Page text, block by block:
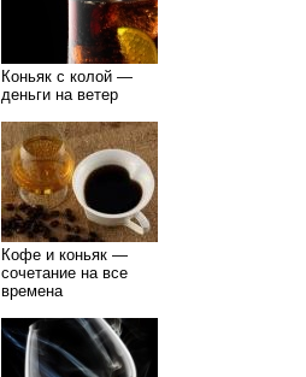
Коньяк с колой —
деньги на ветер
Кофе и коньяк —
сочетание на все
времена